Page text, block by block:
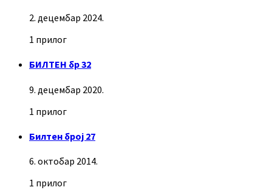
2. децембар 2024.
1 прилог
БИЛТЕН бр 32
9. децембар 2020.
1 прилог
Билтен број 27
6. октобар 2014.
1 прилог